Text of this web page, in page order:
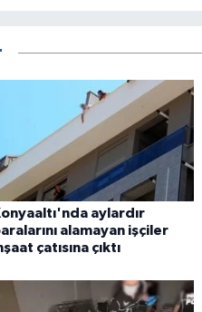
aylardır
alamayan işçiler
çatısına çıktı